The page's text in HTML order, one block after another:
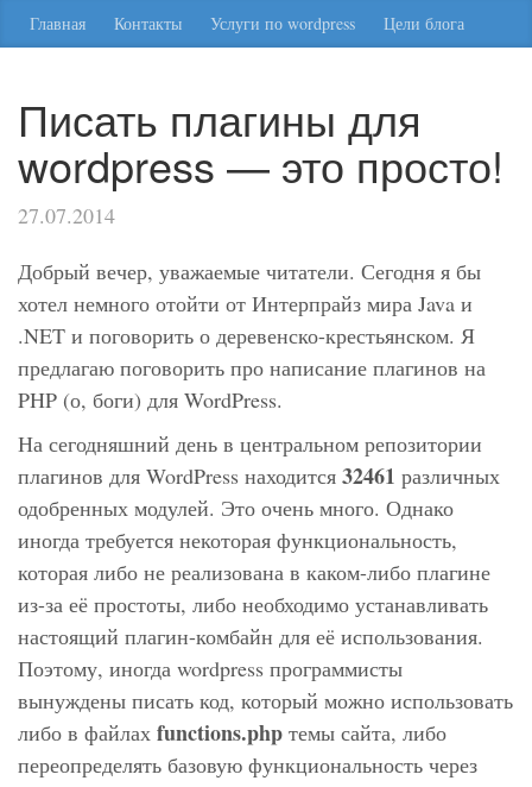
Главная Контакты Услуги по wordpress Цели блога
Писать плагины для
wordpress — это просто!
27.07.2014
Добрый вечер, уважаемые читатели. Сегодня я бы
хотел немного отойти от Интерпрайз мира Java и
.NET и поговорить о деревенско-крестьянском. Я
предлагаю поговорить про написание плагинов на
PHP (о, боги) для WordPress.
На сегодняшний день в центральном репозитории
плагинов для WordPress находится 32461 различных
одобренных модулей. Это очень много. Однако
иногда требуется некоторая функциональность,
которая либо не реализована в каком-либо плагине
из-за её простоты, либо необходимо устанавливать
настоящий плагин-комбайн для её использования.
Поэтому, иногда wordpress программисты
вынуждены писать код, который можно использовать
либо в файлах functions.php темы сайта, либо
переопределять базовую функциональность через